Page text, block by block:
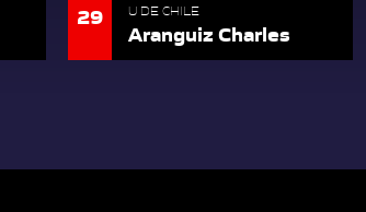
29 U DE CHILE
Aranguiz Charles